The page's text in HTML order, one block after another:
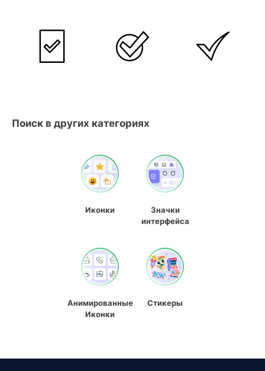
Поиск в других категориях
Иконки
Значки
интерфейса
Анимированные
Иконки
Стикеры